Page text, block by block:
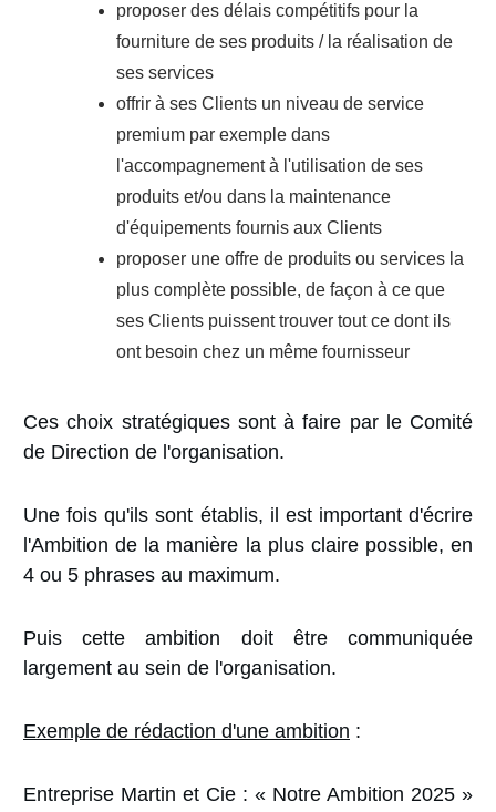
proposer des délais compétitifs pour la
fourniture de ses produits / la réalisation de
ses services
offrir à ses Clients un niveau de service
premium par exemple dans
l'accompagnement à l'utilisation de ses
produits et/ou dans la maintenance
d'équipements fournis aux Clients
proposer une offre de produits ou services la
plus complète possible, de façon à ce que
ses Clients puissent trouver tout ce dont ils
ont besoin chez un même fournisseur
Ces choix stratégiques sont à faire par le Comité
de Direction de l'organisation.
Une fois qu'ils sont établis, il est important d'écrire
l'Ambition de la manière la plus claire possible, en
4 ou 5 phrases au maximum.
Puis cette ambition doit être communiquée
largement au sein de l'organisation.
Exemple de rédaction d'une ambition :
Entreprise Martin et Cie : « Notre Ambition 2025 »